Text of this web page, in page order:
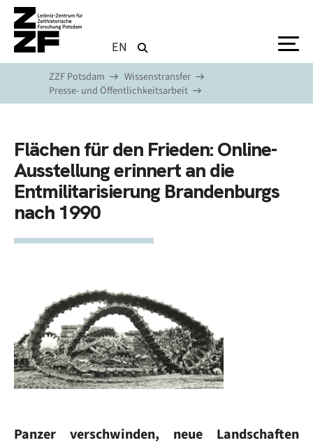
Direkt zum Inhalt
EN
ZZF Potsdam
Wissenstransfer
Presse- und Öffentlichkeitsarbeit
Flächen für den Frieden: Online-
Ausstellung erinnert an die
Entmilitarisierung Brandenburgs
nach 1990
Panzer verschwinden, neue Landschaften